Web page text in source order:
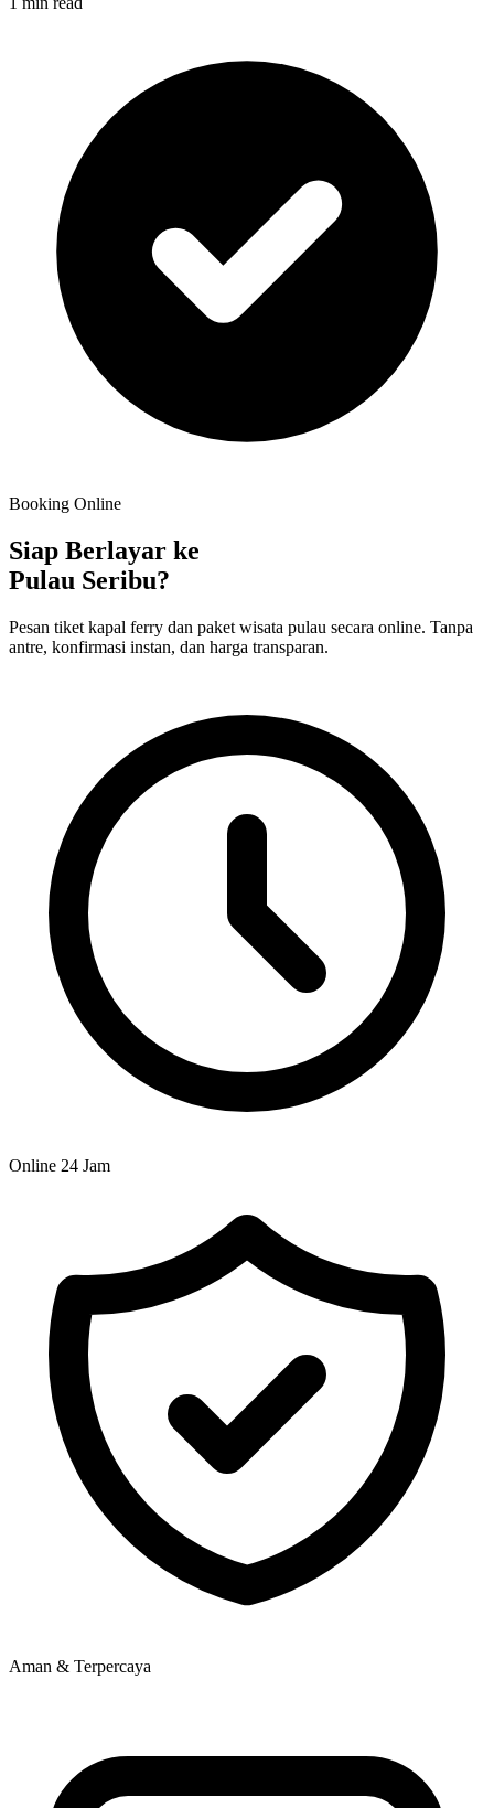
Booking Online
Siap Berlayar ke
Pulau Seribu?
Pesan tiket kapal ferry dan paket wisata pulau secara online. Tanpa
antre, konfirmasi instan, dan harga transparan.
Online 24 Jam
Aman & Terpercaya